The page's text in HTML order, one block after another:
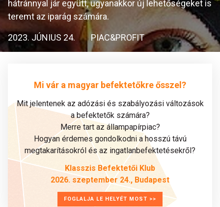
hátránnyal jár együtt, ugyanakkor új lehetőségeket is
teremt az iparág számára.
2023. JÚNIUS 24. PIAC&PROFIT
Mi vár a magyar befektetőkre ősszel?
Mit jelentenek az adózási és szabályozási változások
a befektetők számára?
Merre tart az állampapírpiac?
Hogyan érdemes gondolkodni a hosszú távú
megtakarításokról és az ingatlanbefektetésekről?
Klasszis Befektetői Klub
2026. szeptember 24., Budapest
FOGLALJA LE HELYÉT MOST >>